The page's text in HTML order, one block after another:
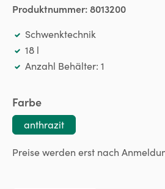
Produktnummer:8013200
Schwenktechnik
18 l
Anzahl Behälter: 1
Farbeauswählen
anthrazit
Preise werden erst nach